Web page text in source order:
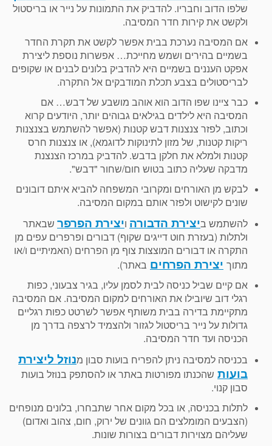
שלפו הדוב וחבריו. להדביק את התמונות על נייר או בריסטול
ולקשט את קירות חדר המסיבה.
אם המסיבה נערכת בבית אפשר לקשט את תקרת החדר
בשמיים בהירים ושמש מחייכת… אפשרות נוספת ליצירת
אפקט העננים בשמיים היא להדביק בלונים לבנים או שקופים
לבריסטולים בצבע תכלת המודבקים אל התקרה.
כבר ציינו שפו הדוב הוא אוהב מושבע של דבש… אם
המסיבה היא לילדים בגילאים גבוהים יותר, היודעים קרוא
וכתוב, לפזר צנצנות דבש קטנות (אפשר להשתמש בצנצנות
ריקות קטנות, של מזון לתינוקות לדוגמא), או צנצנות חרס
קטנות ולמלא את חלקן בדבש. להדביק במרכז הצנצנת
מדבקה שעליה כתוב בטוש חום/שחור "דבש".
לבקש מן האורחים ומקרובי המשפחה להביא איתם דובונים
שונים לקישוט ולפזר אותם במקום המסיבה.
להשתמש ביצירת הדבורה ויצירת הפרפר שבאתר
ולתלות (בעזרת חוט דייגים שקוף) דבורים ופרפרים עפים מן
התקרה או דבורים המוצצות צוף מן הפרחים (האמיתיים ו/או
מתוך יצירת הפרחים באתר).
אם קיים שביל כניסה לבית לסמן עליו, בגיר צבעוני, כפות
רגלי דוב שיובילו את האורחים למקום המסיבה. אם המסיבה
מתקיימת בדירה בבית משותף אפשר לשרטט כפות רגליים
גדולות על נייר בריסטול לגזור ולהצמיד לרצפה בדרך מן
הכניסה ועד חדר המסיבה.
בכניסה למסיבה ניתן להפריח בועות סבון מנוזל ליצירת
בועות שהכנתו מפורטות באתר או להסתפק בנוזל בועות
סבון קנוי.
לתלות בכניסה, או בכל מקום אחר שתבחרו, בלונים מנופחים
(הצבעים המומלצים הם גוונים של ירוק, חום, צהוב ואדום)
שעליהם מצוירות דבורים בצורות שונות.